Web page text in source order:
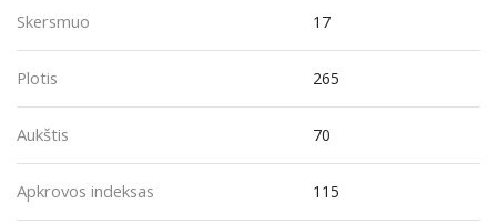
Skersmuo 17
Plotis 265
Aukštis 70
Apkrovos indeksas 115